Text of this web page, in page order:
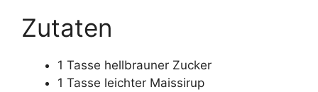
Zutaten
1 Tasse hellbrauner Zucker
1 Tasse leichter Maissirup